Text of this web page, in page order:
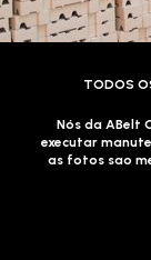
TODOS
Nós da ABelt
executar
as fotos sao